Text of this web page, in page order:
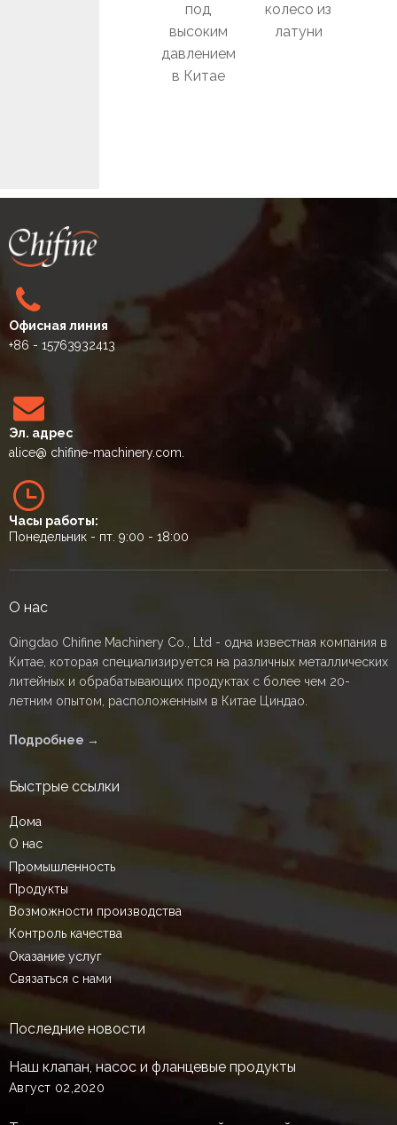
под
высоким
давлением
в Китае
колесо из
латуни
Офисная линия
+86 - 15763932413
Эл. адрес
alice@ chifine-machinery.com.
Часы работы:
Понедельник - пт. 9:00 - 18:00
О нас
Qingdao Chifine Machinery Co., Ltd - одна известная компания в
Китае, которая специализируется на различных металлических
литейных и обрабатывающих продуктах с более чем 20-
летним опытом, расположенным в Китае Циндао.
Подробнее →
Быстрые ссылки
Дома
О нас
Промышленность
Продукты
Возможности производства
Контроль качества
Оказание услуг
Связаться с нами
Последние новости
Наш клапан, насос и фланцевые продукты
Август 02,2020